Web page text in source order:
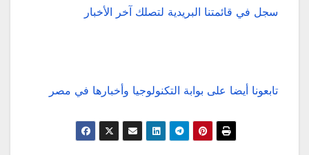
سجل في قائمتنا البريدية لتصلك آخر الأخبار
تابعونا أيضا على بوابة التكنولوجيا وأخبارها في مصر